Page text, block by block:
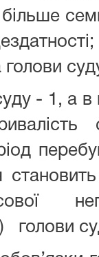
голови
- 1, а в
голови